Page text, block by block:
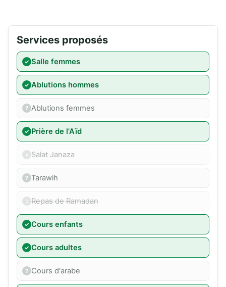
Services proposés
Salle femmes
Ablutions hommes
Ablutions femmes
Prière de l'Aïd
Salat Janaza
Tarawih
Repas de Ramadan
Cours enfants
Cours adultes
Cours d'arabe